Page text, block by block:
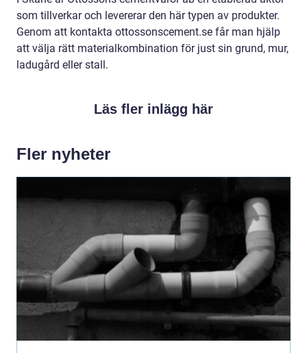
som tillverkar och levererar den här typen av produkter.
Genom att kontakta ottossonscement.se får man hjälp
att välja rätt materialkombination för just sin grund, mur,
ladugård eller stall.
Läs fler inlägg här
Fler nyheter